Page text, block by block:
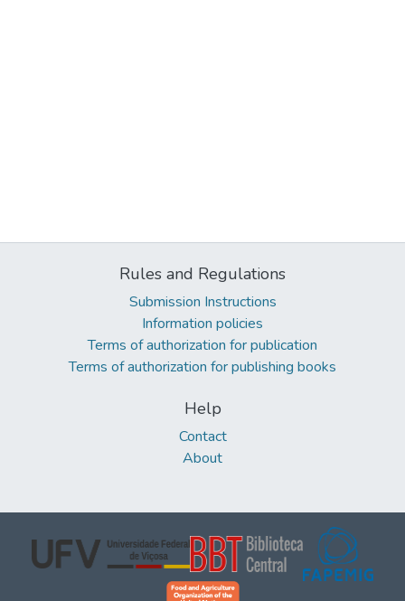
Rules and Regulations
Submission Instructions
Information policies
Terms of authorization for publication
Terms of authorization for publishing books
Help
Contact
About